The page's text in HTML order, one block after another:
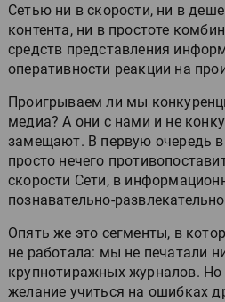
Сетью ни в скорости, ни в
контента, ни в простоте
средств представления
оперативности реакции на
Проигрываем ли мы
медиа? А они с нами и не
замещают. В первую очередь в
просто нечего
скорости Сети, в
познавательно-
Опять же это сегменты, в
не работала: мы не печатали
крупнотиражных журналов. Но
желание учиться на ошибках